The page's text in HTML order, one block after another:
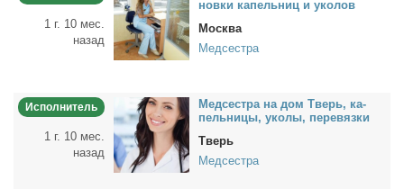
1 г. 10 мес.
назад
нов­ки ка­пель­ниц и уко­лов
Москва
Медсестра
Исполнитель
1 г. 10 мес.
назад
Мед­сест­ра на дом Тверь, ка­
пель­ни­цы, уко­лы, пе­ре­вяз­ки
Тверь
Медсестра